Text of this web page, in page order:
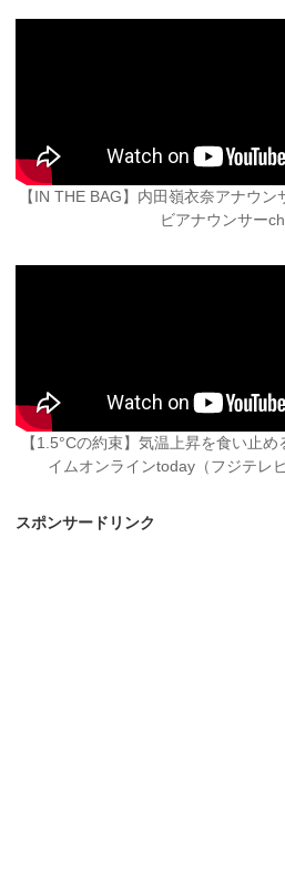
【IN THE BAG】内田嶺衣奈アナウ
ビアナウンサー
【1.5°Cの約束】気温上昇を食い止
イムオンラインtoday（フジテレ
スポンサードリンク